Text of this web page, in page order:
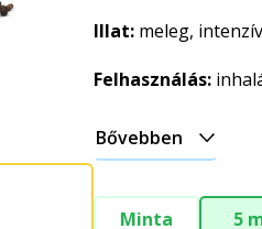
Illat: meleg,
Felhasználás:
Bővebben
Minta 5